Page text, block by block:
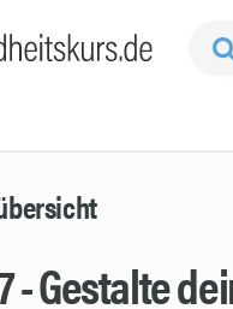
- Gestalte